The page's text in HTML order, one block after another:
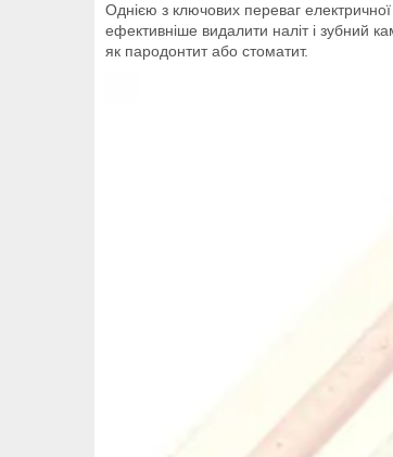
Однією з ключових переваг електричної
ефективніше видалити наліт і зубний
як пародонтит або стоматит.